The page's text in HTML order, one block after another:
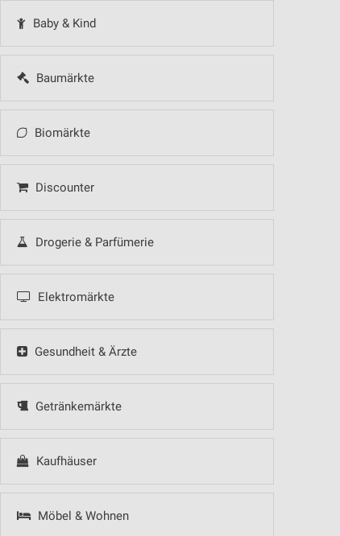
Baby & Kind
Baumärkte
Biomärkte
Discounter
Drogerie & Parfümerie
Elektromärkte
Gesundheit & Ärzte
Getränkemärkte
Kaufhäuser
Möbel & Wohnen